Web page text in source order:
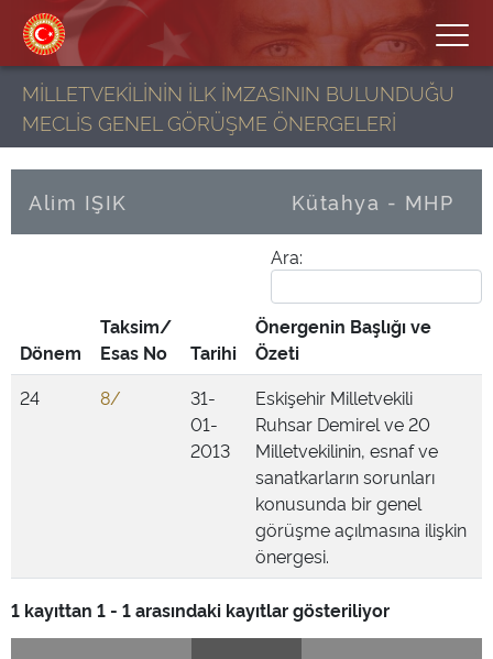
MİLLETVEKİLİNİN İLK İMZASININ BULUNDUĞU
MECLİS GENEL GÖRÜŞME ÖNERGELERİ
Alim IŞIK Kütahya - MHP
Ara:
Dönem
Taksim/
Esas No
Tarihi
Önergenin Başlığı ve
Özeti
24
8/
31-
01-
2013
Eskişehir Milletvekili
Ruhsar Demirel ve 20
Milletvekilinin, esnaf ve
sanatkarların sorunları
konusunda bir genel
görüşme açılmasına ilişkin
önergesi.
1 kayıttan 1 - 1 arasındaki kayıtlar gösteriliyor